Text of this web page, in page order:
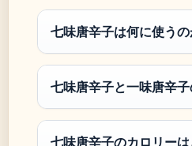
七味唐辛子は何に使うの
七味唐辛子と一味唐辛
七味唐辛子のカロリー